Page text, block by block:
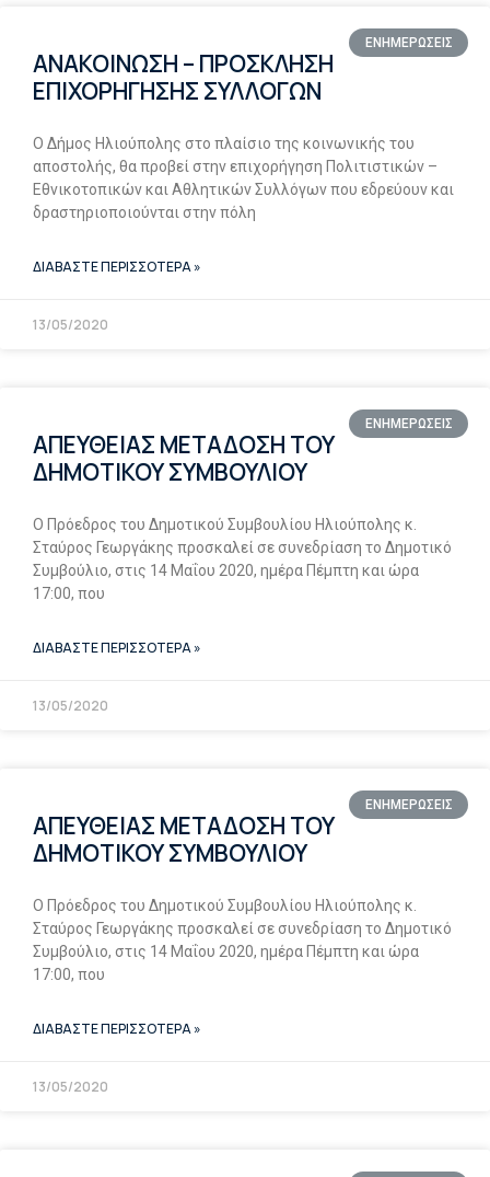
ΕΝΗΜΕΡΩΣΕΙΣ
ΑΝΑΚΟΙΝΩΣΗ – ΠΡΟΣΚΛΗΣΗ
ΕΠΙΧΟΡΗΓΗΣΗΣ ΣΥΛΛΟΓΩΝ
Ο Δήμος Ηλιούπολης στο πλαίσιο της κοινωνικής του
αποστολής, θα προβεί στην επιχορήγηση Πολιτιστικών –
Εθνικοτοπικών και Αθλητικών Συλλόγων που εδρεύουν και
δραστηριοποιούνται στην πόλη
ΔΙΑΒΑΣΤΕ ΠΕΡΙΣΣΟΤΕΡΑ »
13/05/2020
ΕΝΗΜΕΡΩΣΕΙΣ
ΑΠΕΥΘΕΙΑΣ ΜΕΤΑΔΟΣΗ ΤΟΥ
ΔΗΜΟΤΙΚΟΥ ΣΥΜΒΟΥΛΙΟΥ
Ο Πρόεδρος του Δημοτικού Συμβουλίου Ηλιούπολης κ.
Σταύρος Γεωργάκης προσκαλεί σε συνεδρίαση το Δημοτικό
Συμβούλιο, στις 14 Μαΐου 2020, ημέρα Πέμπτη και ώρα
17:00, που
ΔΙΑΒΑΣΤΕ ΠΕΡΙΣΣΟΤΕΡΑ »
13/05/2020
ΕΝΗΜΕΡΩΣΕΙΣ
ΑΠΕΥΘΕΙΑΣ ΜΕΤΑΔΟΣΗ ΤΟΥ
ΔΗΜΟΤΙΚΟΥ ΣΥΜΒΟΥΛΙΟΥ
Ο Πρόεδρος του Δημοτικού Συμβουλίου Ηλιούπολης κ.
Σταύρος Γεωργάκης προσκαλεί σε συνεδρίαση το Δημοτικό
Συμβούλιο, στις 14 Μαΐου 2020, ημέρα Πέμπτη και ώρα
17:00, που
ΔΙΑΒΑΣΤΕ ΠΕΡΙΣΣΟΤΕΡΑ »
13/05/2020